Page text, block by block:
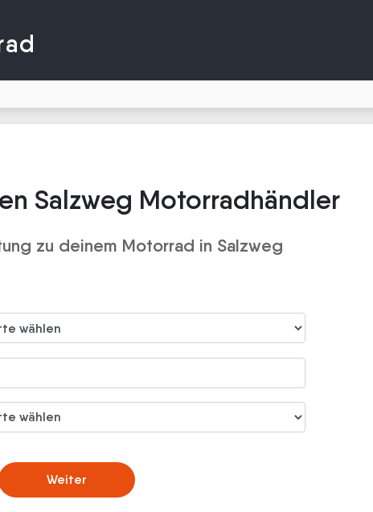
Salzweg Motorradhändler
zu deinem Motorrad in Salzweg
Weiter